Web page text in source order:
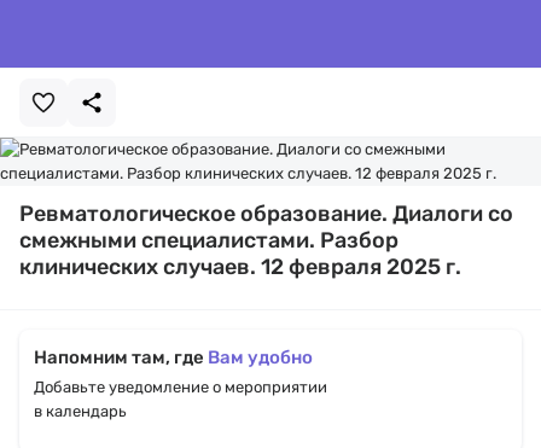
Ревматологическое образование. Диалоги со
смежными специалистами. Разбор
клинических случаев. 12 февраля 2025 г.
Напомним там, где Вам удобно
Добавьте уведомление о мероприятии
в календарь